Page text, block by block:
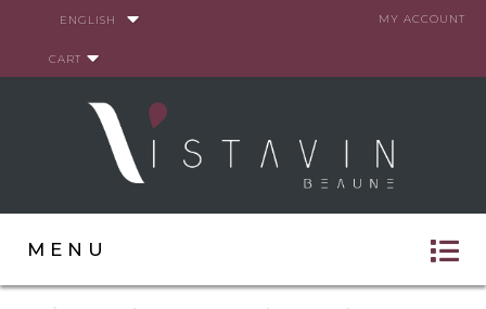
MY ACCOUNT
ENGLISH
CART
MENU